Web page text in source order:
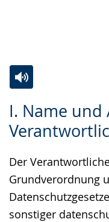
angezeigt.
I. Name und
Der
Grundverordnung
sonstiger
Leichten
Sprache
Audio-
Unterstützung.
Video
in
Gebärdensprache
wird
angezeigt.